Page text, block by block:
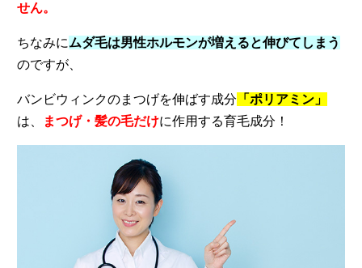
せん。
ちなみにムダ毛は男性ホルモンが増えると伸びてしまう
のですが、
バンビウィンクのまつげを伸ばす成分 「ポリアミン」
は、
まつげ・髪の毛だけに作用する育毛成分！